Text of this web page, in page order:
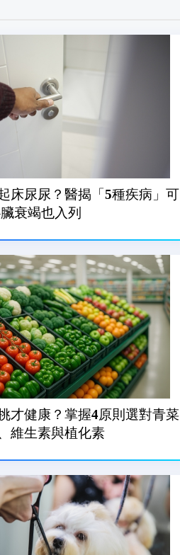
床尿尿？醫揭「5種疾病」可
衰竭也入列
才健康？掌握4原則選對青菜
維生素與植化素